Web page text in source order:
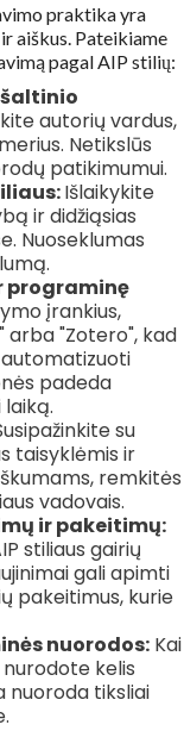
praktika yra
aiškus. Pateikiame
pagal AIP stilių:
autorių vardus,
Netikslūs
patikimumui.
Išlaikykite
ir didžiąsias
Nuoseklumas
programinę
įrankius,
arba "Zotero", kad
padeda
su
taisyklėmis ir
remkitės
vadovais.
ir pakeitimų:
stiliaus gairių
gali apimti
pakeitimus, kurie
nuorodos: Kai
kelis
nuoroda tiksliai